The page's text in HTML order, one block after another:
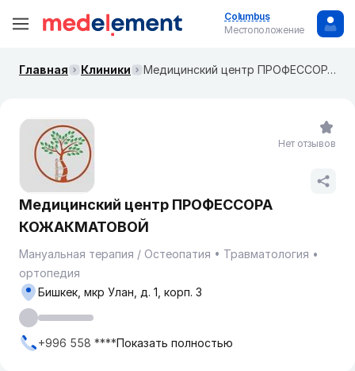
Columbus
Местоположение
Главная Клиники Медицинский центр ПРОФЕССОРА КОЖАКМАТОВОЙ
Медицинский центр ПРОФЕССОРА
КОЖАКМАТОВОЙ
Мануальная терапия / Остеопатия
Травматология
ортопедия
Бишкек, мкр Улан, д. 1, корп. 3
+996 558 ****Показать полностью
Нет отзывов